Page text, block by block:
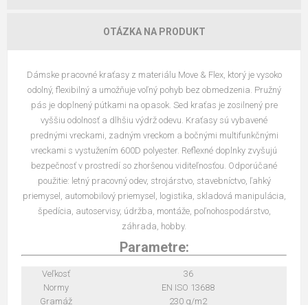
OTÁZKA NA PRODUKT
Dámske pracovné kraťasy z materiálu Move & Flex, ktorý je vysoko
odolný, flexibilný a umožňuje voľný pohyb bez obmedzenia. Pružný
pás je doplnený pútkami na opasok. Sed kraťas je zosilnený pre
vyššiu odolnosť a dlhšiu výdrž odevu. Kraťasy sú vybavené
prednými vreckami, zadným vreckom a bočnými multifunkčnými
vreckami s vystužením 600D polyester. Reflexné doplnky zvyšujú
bezpečnosť v prostredí so zhoršenou viditeľnosťou. Odporúčané
použitie: letný pracovný odev, strojárstvo, stavebníctvo, ľahký
priemysel, automobilový priemysel, logistika, skladová manipulácia,
špedícia, autoservisy, údržba, montáže, poľnohospodárstvo,
záhrada, hobby.
Parametre:
Veľkosť
36
Normy
EN ISO 13688
Gramáž
230 g/m2